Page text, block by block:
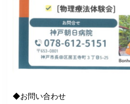
◆お問い合わせ